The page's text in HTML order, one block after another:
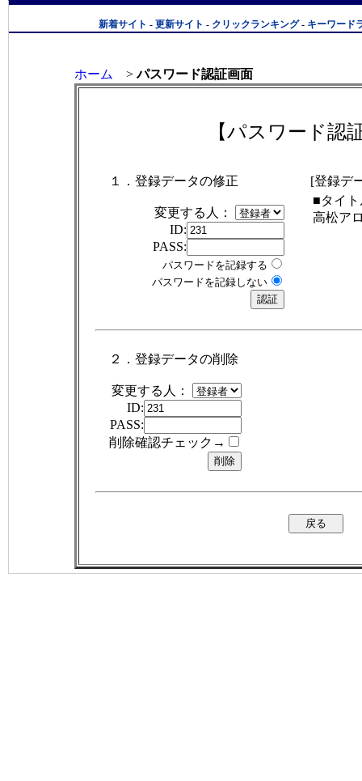
新着サイト - 更新サイト - クリックランキング- キーワード
ホーム >パスワード認証画面
【パスワード認
１．登録データの修正
変更する人：
ID:
PASS:
パスワードを記録する
パスワードを記録しない
[登録デ
■タイ
高松ア
２．登録データの削除
変更する人：
ID:
PASS:
削除確認チェック→